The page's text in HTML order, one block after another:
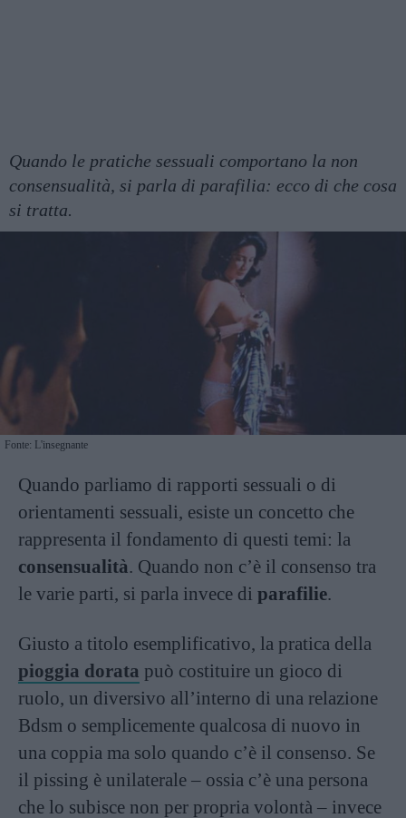
Quando le pratiche sessuali comportano la non
consensualità, si parla di parafilia: ecco di che cosa
si tratta.
Fonte: L'insegnante
Quando parliamo di rapporti sessuali o di
orientamenti sessuali, esiste un concetto che
rappresenta il fondamento di questi temi: la
consensualità. Quando non c’è il consenso tra
le varie parti, si parla invece di parafilie.
Giusto a titolo esemplificativo, la pratica della
pioggia dorata può costituire un gioco di
ruolo, un diversivo all’interno di una relazione
Bdsm o semplicemente qualcosa di nuovo in
una coppia ma solo quando c’è il consenso. Se
il pissing è unilaterale – ossia c’è una persona
che lo subisce non per propria volontà – invece